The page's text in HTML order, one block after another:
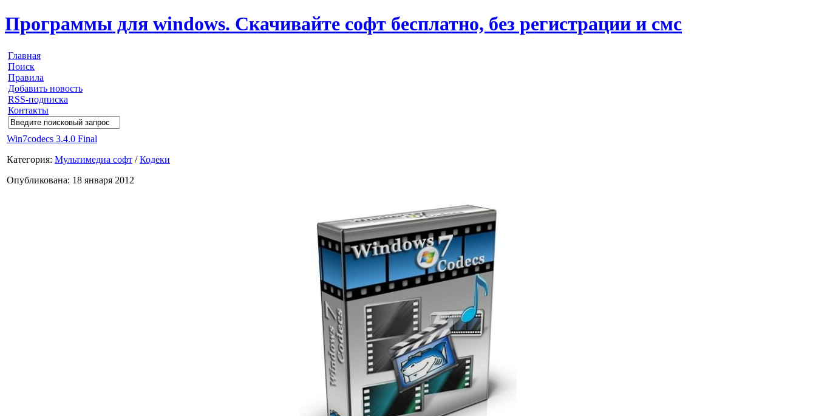
Программы для windows. Скачивайте софт бесплатно, без регистрации и смс
Главная
Поиск
Правила
Добавить новость
RSS-подписка
Контакты
Win7codecs 3.4.0 Final
Категория: Мультимедиа софт /Кодеки
Опубликована: 18 января 2012